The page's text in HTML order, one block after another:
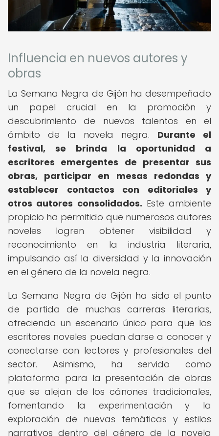
Influencia en nuevos autores y
obras
La Semana Negra de Gijón ha desempeñado
un papel crucial en la promoción y
descubrimiento de nuevos talentos en el
ámbito de la novela negra. Durante el
festival, se brinda la oportunidad a
escritores emergentes de presentar sus
obras, participar en mesas redondas y
establecer contactos con editoriales y
otros autores consolidados. Este ambiente
propicio ha permitido que numerosos autores
noveles logren obtener visibilidad y
reconocimiento en la industria literaria,
impulsando así la diversidad y la innovación
en el género de la novela negra.
La Semana Negra de Gijón ha sido el punto
de partida de muchas carreras literarias,
ofreciendo un escenario único para que los
escritores noveles puedan darse a conocer y
conectarse con lectores y profesionales del
sector. Asimismo, ha servido como
plataforma para la presentación de obras
que se alejan de los cánones tradicionales,
fomentando la experimentación y la
exploración de nuevas temáticas y estilos
narrativos dentro del género de la novela